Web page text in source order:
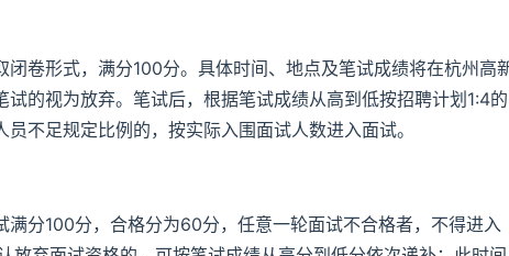
卷形式，满分100分。具体时间、地点及笔试成绩将在杭州高
的视为放弃。笔试后，根据笔试成绩从高到低按招聘计划1:4的
不足规定比例的，按实际入围面试人数进入面试。
分100分，合格分为60分，任意一轮面试不合格者，不得进入